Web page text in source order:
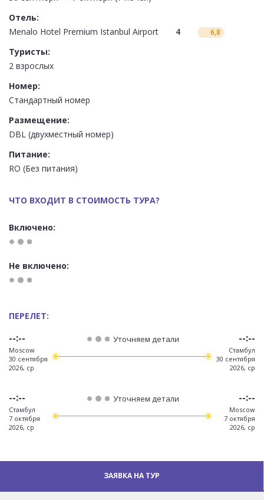
Отель:
Menalo Hotel Premium Istanbul Airport
4 6,8
Туристы:
2 взрослых
Номер:
Стандартный номер
Размещение:
DBL (двухместный номер)
Питание:
RO (Без питания)
ЧТО ВХОДИТ В СТОИМОСТЬ ТУРА?
Включено:
Не включено:
ПЕРЕЛЕТ:
--:--
Moscow
30 сентября
2026, ср
Уточняем детали --:--
Стамбул
30 сентября
2026, ср
--:--
Стамбул
7 октября
2026, ср
Уточняем детали --:--
Moscow
7 октября
2026, ср
ЗАЯВКА НА ТУР